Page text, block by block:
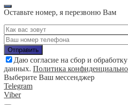
Оставьте номер, я перезвоню Вам
Даю согласие на сбор и
данных. Политика
Выберите Ваш мессенджер
Telegram
Viber